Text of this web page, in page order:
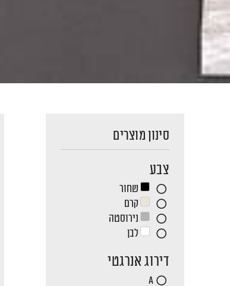
סינון מוצרים
צבע
שחור
קרם
נירוסטה
לבן
דירוג אנרגטי
A